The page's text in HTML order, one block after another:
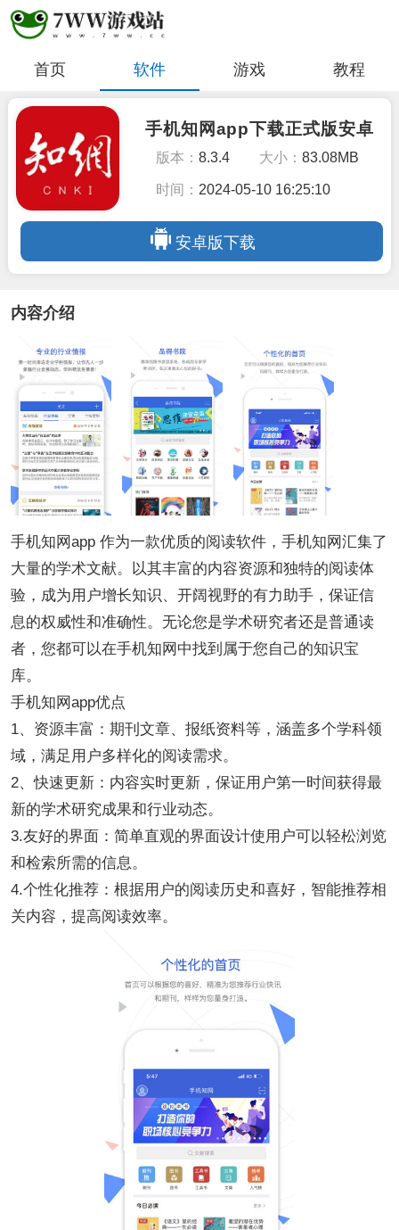
首页 软件 游戏 教程
手机知网app下载正式版安卓
版本： 8.3.4 大小：83.08MB
时间： 2024-05-10 16:25:10
安卓版下载
内容介绍
手机知网app 作为一款优质的阅读软件，手机知网汇集了
大量的学术文献。以其丰富的内容资源和独特的阅读体
验，成为用户增长知识、开阔视野的有力助手，保证信
息的权威性和准确性。无论您是学术研究者还是普通读
者，您都可以在手机知网中找到属于您自己的知识宝
库。
手机知网app优点
1、资源丰富：期刊文章、报纸资料等，涵盖多个学科领
域，满足用户多样化的阅读需求。
2、快速更新：内容实时更新，保证用户第一时间获得最
新的学术研究成果和行业动态。
3.友好的界面：简单直观的界面设计使用户可以轻松浏览
和检索所需的信息。
4.个性化推荐：根据用户的阅读历史和喜好，智能推荐相
关内容，提高阅读效率。